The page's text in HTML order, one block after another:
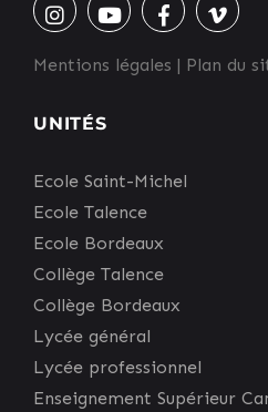
Mentions légales | Plan du
UNITÉS
Ecole Saint-Michel
Ecole Talence
Ecole Bordeaux
Collège Talence
Collège Bordeaux
Lycée général
Lycée professionnel
Enseignement Supérieur